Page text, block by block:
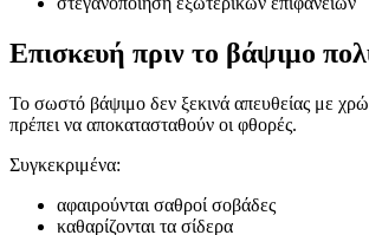
Επισκευή πριν το βάψιμο
Το σωστό βάψιμο δεν ξεκινά απευθείας με
πρέπει να αποκατασταθούν οι φθορές.
Συγκεκριμένα:
αφαιρούνται σαθροί σοβάδες
καθαρίζονται τα σίδερα